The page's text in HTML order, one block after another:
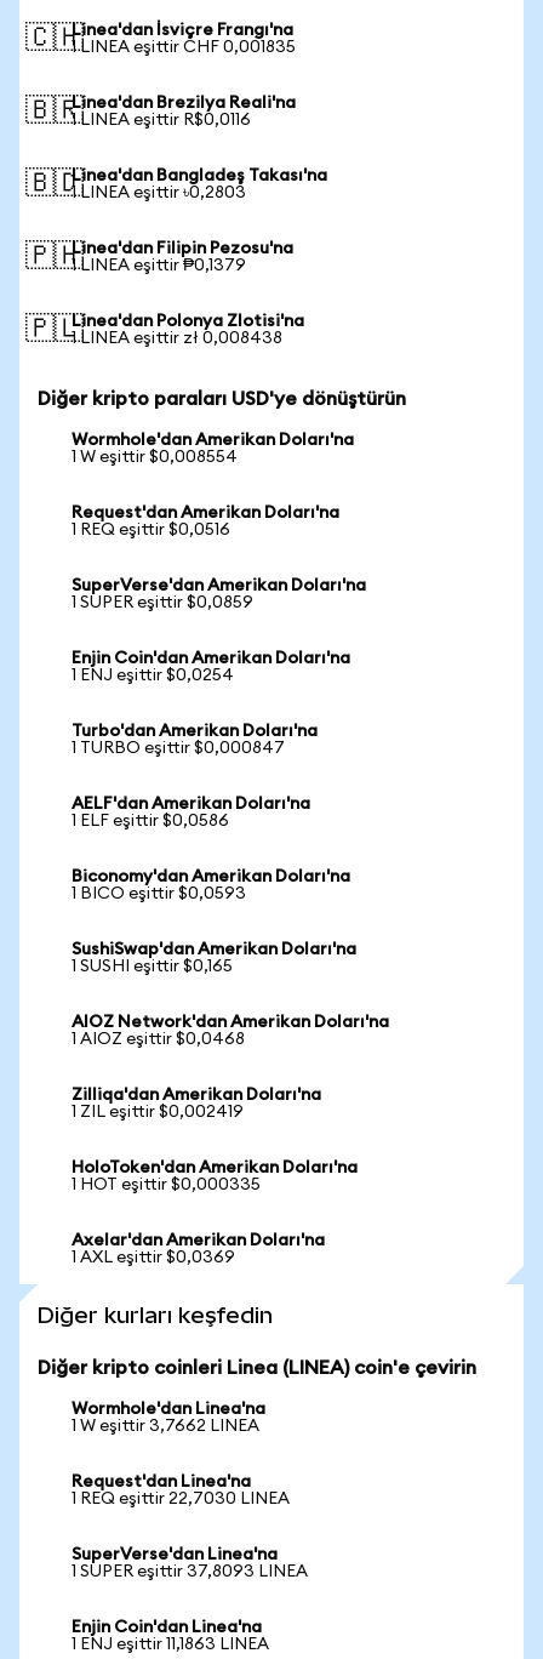
🇨🇭Linea'dan İsviçre Frangı'na
1 LINEA eşittir CHF 0,001835
🇧🇷Linea'dan Brezilya Reali'na
1 LINEA eşittir R$0,0116
🇧🇩Linea'dan Bangladeş Takası'na
1 LINEA eşittir ৳0,2803
🇵🇭Linea'dan Filipin Pezosu'na
1 LINEA eşittir ₱0,1379
🇵🇱Linea'dan Polonya Zlotisi'na
1 LINEA eşittir zł 0,008438
Diğer kripto paraları USD'ye dönüştürün
Wormhole'dan Amerikan Doları'na
1 W eşittir $0,008554
Request'dan Amerikan Doları'na
1 REQ eşittir $0,0516
SuperVerse'dan Amerikan Doları'na
1 SUPER eşittir $0,0859
Enjin Coin'dan Amerikan Doları'na
1 ENJ eşittir $0,0254
Turbo'dan Amerikan Doları'na
1 TURBO eşittir $0,000847
AELF'dan Amerikan Doları'na
1 ELF eşittir $0,0586
Biconomy'dan Amerikan Doları'na
1 BICO eşittir $0,0593
SushiSwap'dan Amerikan Doları'na
1 SUSHI eşittir $0,165
AIOZ Network'dan Amerikan Doları'na
1 AIOZ eşittir $0,0468
Zilliqa'dan Amerikan Doları'na
1 ZIL eşittir $0,002419
HoloToken'dan Amerikan Doları'na
1 HOT eşittir $0,000335
Axelar'dan Amerikan Doları'na
1 AXL eşittir $0,0369
Diğer kurları keşfedin
Diğer kripto coinleri Linea (LINEA) coin'e çevirin
Wormhole'dan Linea'na
1 W eşittir 3,7662 LINEA
Request'dan Linea'na
1 REQ eşittir 22,7030 LINEA
SuperVerse'dan Linea'na
1 SUPER eşittir 37,8093 LINEA
Enjin Coin'dan Linea'na
1 ENJ eşittir 11,1863 LINEA